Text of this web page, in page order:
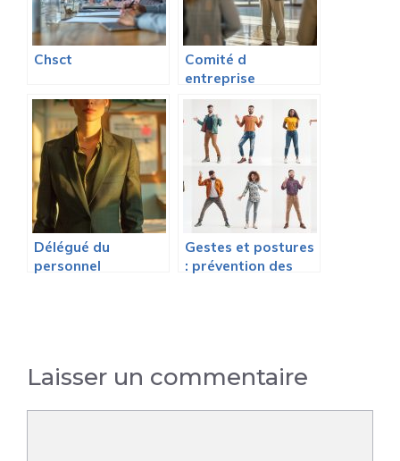
Chsct
Comité d
entreprise
Délégué du
personnel
Gestes et postures
: prévention des
Laisser un commentaire